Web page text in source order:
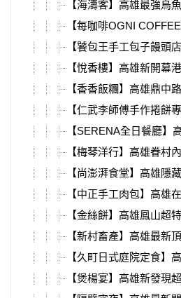
【海濤客】高雄最強烏
【每咖啡OGNI
【饕包王手工包子饅頭
【悅香樓】高雄新開幕
【香香飯糰】高雄鼎中
【仁武李師傅手作捲餅
【SERENA全日餐廳】
【梅琴洋行】高雄眷村
【尚澎湃食堂】高雄隱
【中正手工肉包】高雄
【金絲餅】高雄鳳山超
【新村畜產】高雄最新
【久町日式庭院定食】
【煲楊宴】高雄新發現